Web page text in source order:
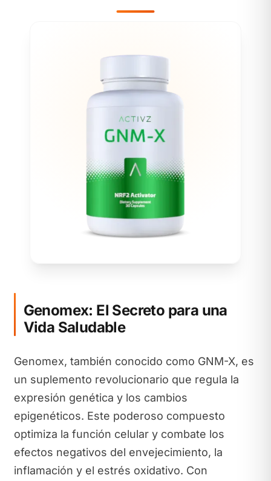
Genomex: El Secreto para una
Vida Saludable
Genomex, también conocido como GNM-X, es
un suplemento revolucionario que regula la
expresión genética y los cambios
epigenéticos. Este poderoso compuesto
optimiza la función celular y combate los
efectos negativos del envejecimiento, la
inflamación y el estrés oxidativo. Con